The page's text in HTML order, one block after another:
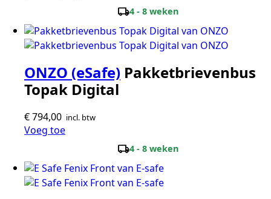
local_shipping4 - 8 weken
ONZO (eSafe) Pakketbrievenbus
Topak Digital
€794,00 incl. btw
Voeg toe
local_shipping4 - 8 weken